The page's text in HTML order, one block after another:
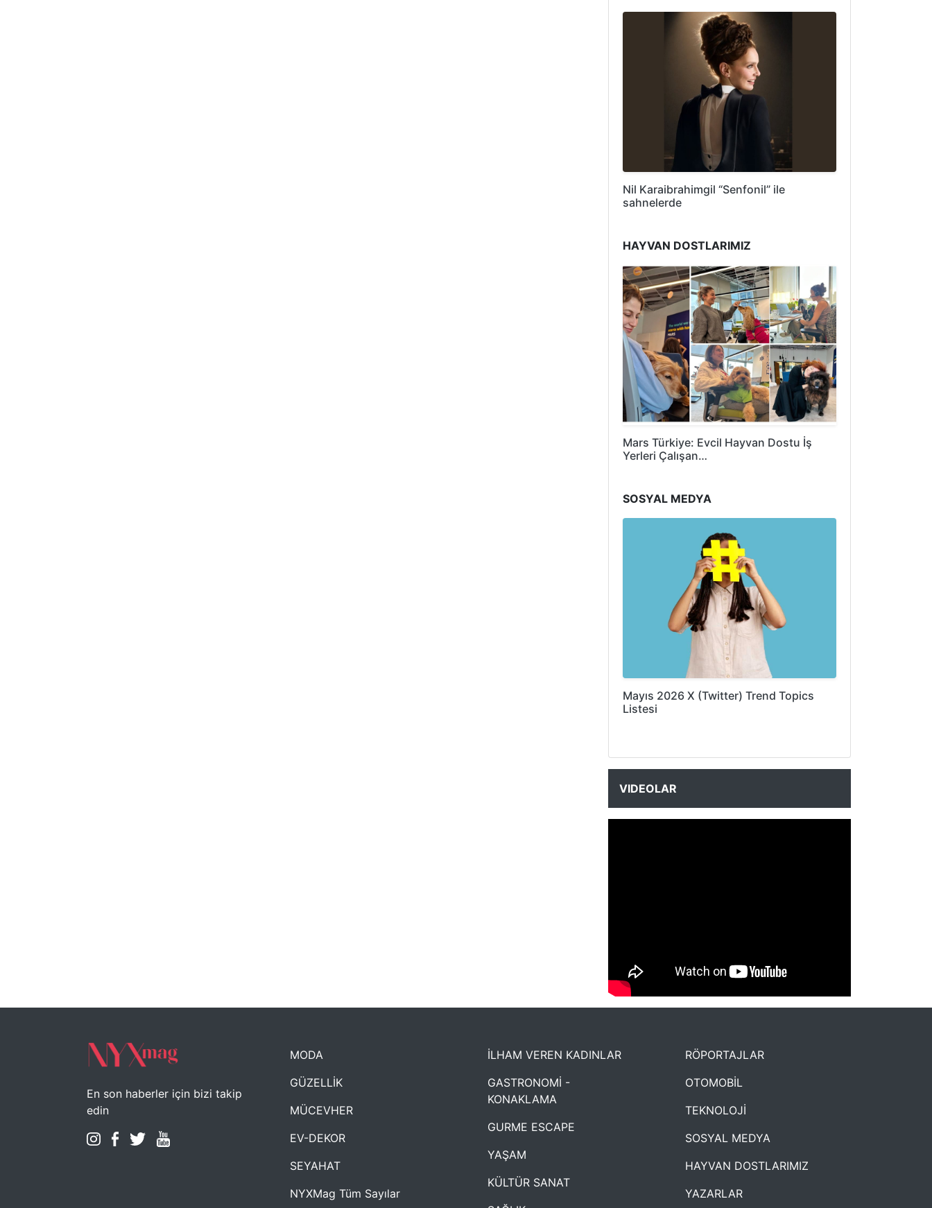
Nil Karaibrahimgil “Senfonil” ile
sahnelerde
HAYVAN DOSTLARIMIZ
Mars Türkiye: Evcil Hayvan Dostu İş
Yerleri Çalışan…
SOSYAL MEDYA
Mayıs 2026 X (Twitter) Trend Topics
Listesi
VIDEOLAR
NYXmag 2. Yaş Kutlama Etkinliği
En son haberler için bizi takip
edin
MODA
GÜZELLİK
MÜCEVHER
EV-DEKOR
SEYAHAT
NYXMag Tüm Sayılar
İLHAM VEREN KADINLAR
GASTRONOMİ -
KONAKLAMA
GURME ESCAPE
YAŞAM
KÜLTÜR SANAT
RÖPORTAJLAR
OTOMOBİL
TEKNOLOJİ
SOSYAL MEDYA
HAYVAN DOSTLARIMIZ
YAZARLAR